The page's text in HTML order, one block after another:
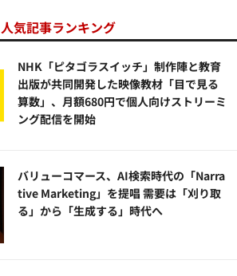
人気記事ランキング
NHK「ピタゴラスイッチ」制作陣と教育
出版が共同開発した映像教材「目で見る
算数」、月額680円で個人向けストリーミ
ング配信を開始
バリューコマース、AI検索時代の「Narra
tive Marketing」を提唱 需要は「刈り取
る」から「生成する」時代へ